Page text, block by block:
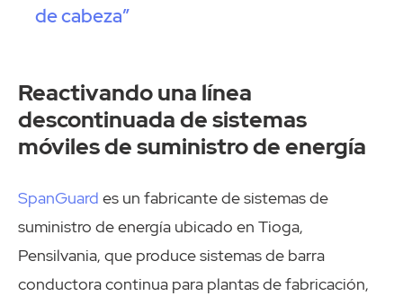
de cabeza”
Reactivando una línea
descontinuada de sistemas
móviles de suministro de energía
SpanGuard es un fabricante de sistemas de
suministro de energía ubicado en Tioga,
Pensilvania, que produce sistemas de barra
conductora continua para plantas de fabricación,